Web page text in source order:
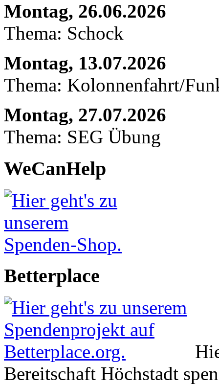
Montag, 26.06.2026
Thema: Schock
Montag, 13.07.2026
Thema: Kolonnenfahrt/
Montag, 27.07.2026
Thema: SEG Übung
WeCanHelp
Betterplace
Bereitschaft Höchstadt